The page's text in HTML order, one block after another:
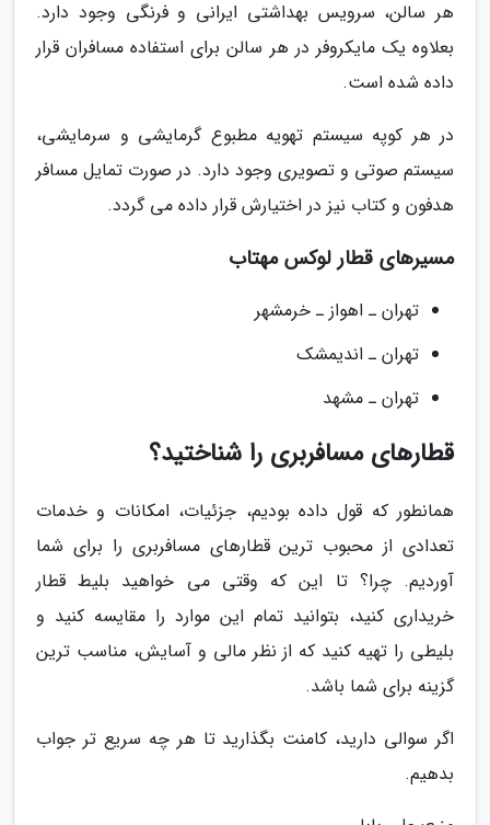
هر سالن، سرویس بهداشتی ایرانی و فرنگی وجود دارد.
بعلاوه یک مایکروفر در هر سالن برای استفاده مسافران قرار
داده شده است.
در هر کوپه سیستم تهویه مطبوع گرمایشی و سرمایشی،
سیستم صوتی و تصویری وجود دارد. در صورت تمایل مسافر
هدفون و کتاب نیز در اختیارش قرار داده می گردد.
مسیرهای قطار لوکس مهتاب
تهران ـ اهواز ـ خرمشهر
تهران ـ اندیمشک
تهران ـ مشهد
قطارهای مسافربری را شناختید؟
همانطور که قول داده بودیم، جزئیات، امکانات و خدمات
تعدادی از محبوب ترین قطارهای مسافربری را برای شما
آوردیم. چرا؟ تا این که وقتی می خواهید بلیط قطار
خریداری کنید، بتوانید تمام این موارد را مقایسه کنید و
بلیطی را تهیه کنید که از نظر مالی و آسایش، مناسب ترین
گزینه برای شما باشد.
اگر سوالی دارید، کامنت بگذارید تا هر چه سریع تر جواب
بدهیم.